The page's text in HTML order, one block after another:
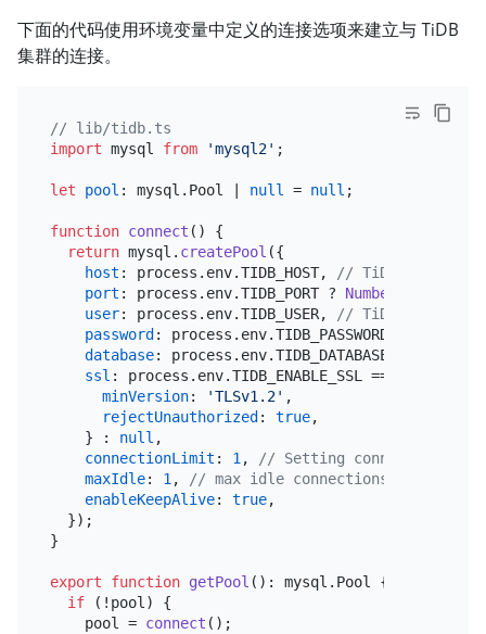
下面的代码使用环境变量中定义的连接选项来建立与 TiDB
集群的连接。
// lib/tidb.ts
import mysql from 'mysql2' ;
let pool : mysql. Pool null = null ;
function connect ( ) {
return mysql. createPool ({
host : process. env.TIDB_HOST, // TiDB host, for
port : process. env.TIDB_PORT ? Number
user: process. env.TIDB_USER, // TiDB user,
password : process. env.TIDB_PASSWORD
database: process. env.TIDB_DATABASE
ssl : process. env.TIDB_ENABLE_SSL ===
minVersion: 'TLSv1.2' ,
rejectUnauthorized : true,
    } :
null ,
connectionLimit : 1, // Setting
maxIdle: 1, // max idle connections, the
enableKeepAlive: true,
  });
}
export function getPool ( ): mysql. Pool {
if (!pool) {
    pool =
connect ();